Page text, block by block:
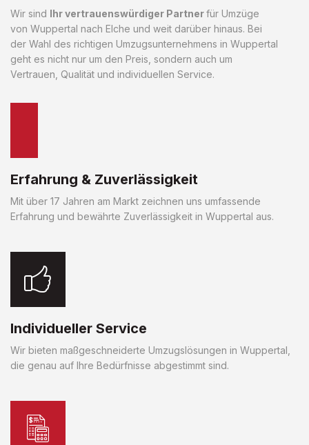
Wir sind Ihr vertrauenswürdiger Partnerfür Umzüge
von Wuppertal nach Elche und weit darüber hinaus. Bei
der Wahl des richtigen Umzugsunternehmens in Wuppertal
geht es nicht nur um den Preis, sondern auch um
Vertrauen, Qualität und individuellen Service.
Erfahrung & Zuverlässigkeit
Mit über 17 Jahren am Markt zeichnen uns umfassende
Erfahrung und bewährte Zuverlässigkeit in Wuppertal aus.
Individueller Service
Wir bieten maßgeschneiderte Umzugslösungen in Wuppertal,
die genau auf Ihre Bedürfnisse abgestimmt sind.